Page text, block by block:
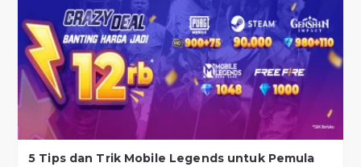
5 Tips dan Trik Mobile Legends untuk Pemula